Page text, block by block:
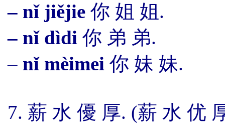
– nǐ jiějie 你 姐 姐.
– nǐ dìdi 你 弟 弟.
– nǐ mèimei 你 妹 妹.
7. 薪 水 優 厚. (薪 水 优